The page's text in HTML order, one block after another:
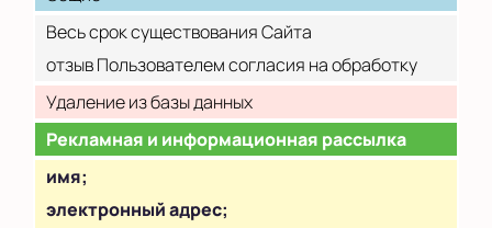
Весь срок существования Сайта
отзыв Пользователем согласия на обработку
Удаление из базы данных
Рекламная и информационная рассылка
имя;
электронный адрес;